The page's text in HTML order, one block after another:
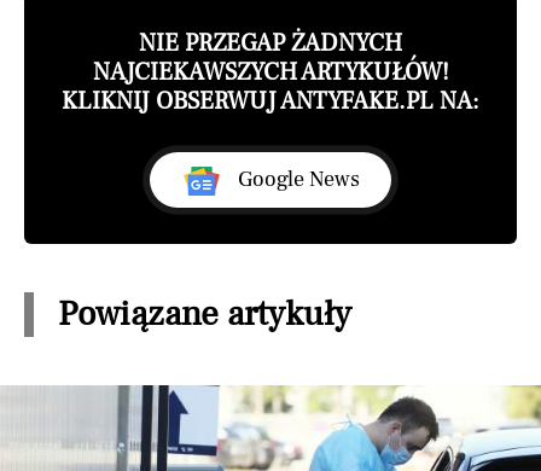
NIE PRZEGAP ŻADNYCH
NAJCIEKAWSZYCH ARTYKUŁÓW!
KLIKNIJ OBSERWUJ ANTYFAKE.PL NA:
Google News
Powiązane artykuły